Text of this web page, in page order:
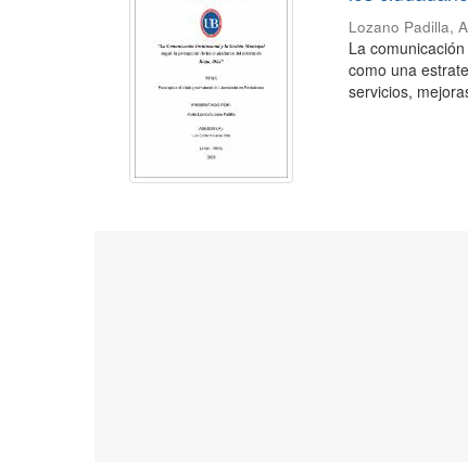
Lozano Padilla,
La
como una
servicios,